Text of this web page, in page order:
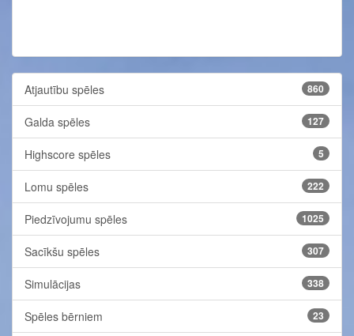
Atjautību spēles 860
Galda spēles 127
Highscore spēles 5
Lomu spēles 222
Piedzīvojumu spēles 1025
Sacīkšu spēles 307
Simulācijas 338
Spēles bērniem 23